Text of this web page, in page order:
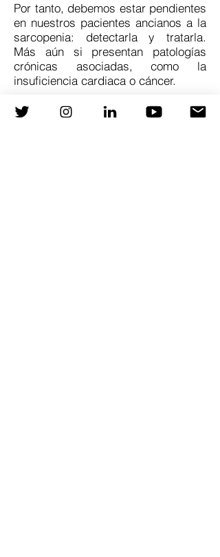
Por tanto, debemos estar pendientes
en nuestros pacientes ancianos a la
sarcopenia: detectarla y tratarla.
Más aún si presentan patologías
crónicas asociadas, como la
insuficiencia cardiaca o cáncer.
Y es que, aunque la sarcopenia